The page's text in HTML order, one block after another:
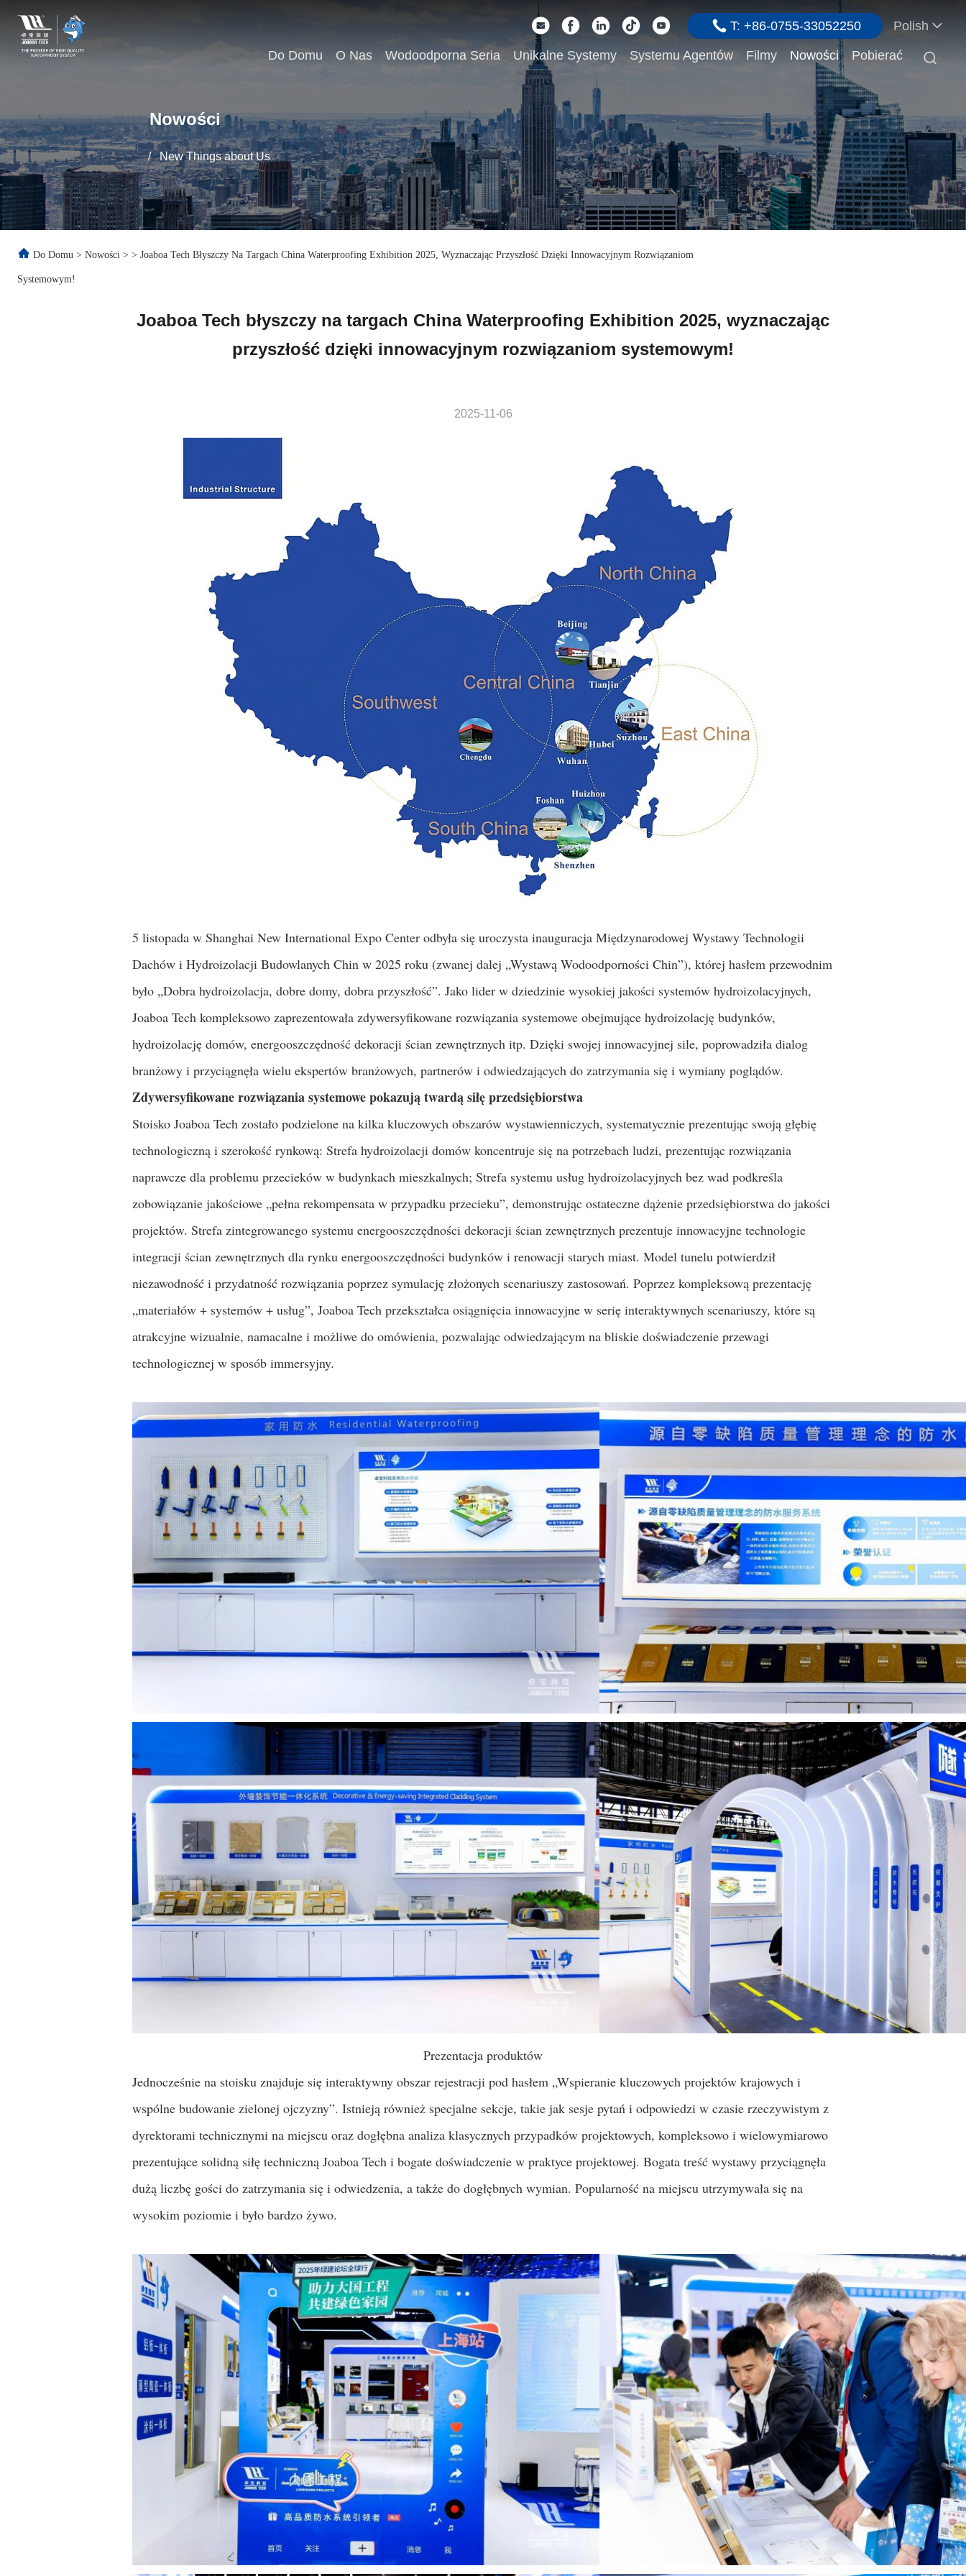
T: +86-0755-33052250 Polish
Do Domu O Nas Wodoodporna Seria Unikalne Systemy Systemu Agentów Filmy Nowości Pobierać 
Nowości
/ New Things about Us
Do Domu > Nowości > > Joaboa Tech Błyszczy Na Targach China Waterproofing Exhibition 2025, Wyznaczając Przyszłość Dzięki Innowacyjnym Rozwiązaniom
Systemowym!
Joaboa Tech błyszczy na targach China Waterproofing Exhibition 2025, wyznaczając
przyszłość dzięki innowacyjnym rozwiązaniom systemowym!
2025-11-06
5 listopada w Shanghai New International Expo Center odbyła się uroczysta inauguracja Międzynarodowej Wystawy Technologii
Dachów i Hydroizolacji Budowlanych Chin w 2025 roku (zwanej dalej „Wystawą Wodoodporności Chin”), której hasłem przewodnim
było „Dobra hydroizolacja, dobre domy, dobra przyszłość”. Jako lider w dziedzinie wysokiej jakości systemów hydroizolacyjnych,
Joaboa Tech kompleksowo zaprezentowała zdywersyfikowane rozwiązania systemowe obejmujące hydroizolację budynków,
hydroizolację domów, energooszczędność dekoracji ścian zewnętrznych itp. Dzięki swojej innowacyjnej sile, poprowadziła dialog
branżowy i przyciągnęła wielu ekspertów branżowych, partnerów i odwiedzających do zatrzymania się i wymiany poglądów.
Zdywersyfikowane rozwiązania systemowe pokazują twardą siłę przedsiębiorstwa
Stoisko Joaboa Tech zostało podzielone na kilka kluczowych obszarów wystawienniczych, systematycznie prezentując swoją głębię
technologiczną i szerokość rynkową: Strefa hydroizolacji domów koncentruje się na potrzebach ludzi, prezentując rozwiązania
naprawcze dla problemu przecieków w budynkach mieszkalnych; Strefa systemu usług hydroizolacyjnych bez wad podkreśla
zobowiązanie jakościowe „pełna rekompensata w przypadku przecieku”, demonstrując ostateczne dążenie przedsiębiorstwa do jakości
projektów. Strefa zintegrowanego systemu energooszczędności dekoracji ścian zewnętrznych prezentuje innowacyjne technologie
integracji ścian zewnętrznych dla rynku energooszczędności budynków i renowacji starych miast. Model tunelu potwierdził
niezawodność i przydatność rozwiązania poprzez symulację złożonych scenariuszy zastosowań. Poprzez kompleksową prezentację
„materiałów + systemów + usług”, Joaboa Tech przekształca osiągnięcia innowacyjne w serię interaktywnych scenariuszy, które są
atrakcyjne wizualnie, namacalne i możliwe do omówienia, pozwalając odwiedzającym na bliskie doświadczenie przewagi
technologicznej w sposób immersyjny.
Prezentacja produktów
Jednocześnie na stoisku znajduje się interaktywny obszar rejestracji pod hasłem „Wspieranie kluczowych projektów krajowych i
wspólne budowanie zielonej ojczyzny”. Istnieją również specjalne sekcje, takie jak sesje pytań i odpowiedzi w czasie rzeczywistym z
dyrektorami technicznymi na miejscu oraz dogłębna analiza klasycznych przypadków projektowych, kompleksowo i wielowymiarowo
prezentujące solidną siłę techniczną Joaboa Tech i bogate doświadczenie w praktyce projektowej. Bogata treść wystawy przyciągnęła
dużą liczbę gości do zatrzymania się i odwiedzenia, a także do dogłębnych wymian. Popularność na miejscu utrzymywała się na
wysokim poziomie i było bardzo żywo.